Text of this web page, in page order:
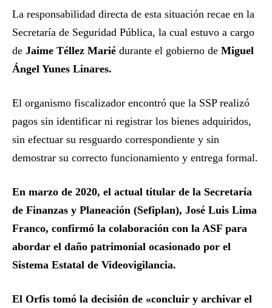
La responsabilidad directa de esta situación recae en la
Secretaría de Seguridad Pública, la cual estuvo a cargo
de Jaime Téllez Marié durante el gobierno de Miguel
Ángel Yunes Linares.
El organismo fiscalizador encontró que la SSP realizó
pagos sin identificar ni registrar los bienes adquiridos,
sin efectuar su resguardo correspondiente y sin
demostrar su correcto funcionamiento y entrega formal.
En marzo de 2020, el actual titular de la Secretaría
de Finanzas y Planeación (Sefiplan), José Luis Lima
Franco, confirmó la colaboración con la ASF para
abordar el daño patrimonial ocasionado por el
Sistema Estatal de Videovigilancia.
El Orfis tomó la decisión de «concluir y archivar el